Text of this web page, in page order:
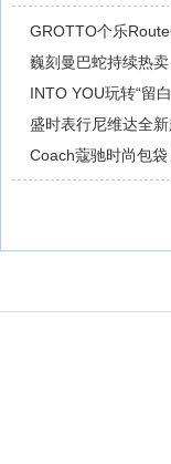
GROTTO个乐
巍刻曼巴蛇持续热
INTO YOU玩转“留
盛时表行尼维达全
Coach蔻驰时尚包